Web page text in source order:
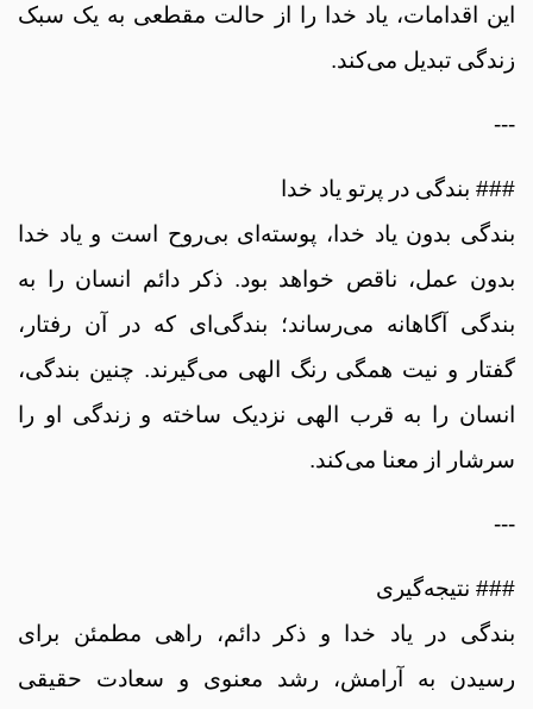
این اقدامات، یاد خدا را از حالت مقطعی به یک سبک
زندگی تبدیل می‌کند.
---
### بندگی در پرتو یاد خدا
بندگی بدون یاد خدا، پوسته‌ای بی‌روح است و یاد خدا
بدون عمل، ناقص خواهد بود. ذکر دائم انسان را به
بندگی آگاهانه می‌رساند؛ بندگی‌ای که در آن رفتار،
گفتار و نیت همگی رنگ الهی می‌گیرند. چنین بندگی،
انسان را به قرب الهی نزدیک ساخته و زندگی او را
سرشار از معنا می‌کند.
---
### نتیجه‌گیری
بندگی در یاد خدا و ذکر دائم، راهی مطمئن برای
رسیدن به آرامش، رشد معنوی و سعادت حقیقی